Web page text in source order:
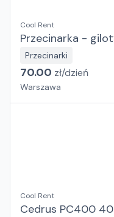
Cool Rent
Przecinarka -
Przecinarki
70.00 zł/dzień
Warszawa
Cool Rent
Cedrus PC400